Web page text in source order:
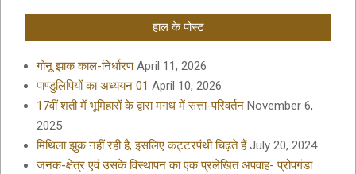
हाल के पोस्ट
गोनू झाक काल-निर्धारण April 11, 2026
पाण्डुलिपियों का अध्ययन 01 April 10, 2026
17वीं शती में भूमिहारों के द्वारा मगध में सत्ता-परिवर्तन November 6,
2025
मिथिला झुक नहीं रही है, इसलिए कट्टरपंथी चिढ़ते हैं July 20, 2024
जनक-क्षेत्र एवं उसके विस्थापन का एक प्रलेखित अपवाह- प्रोपगंडा